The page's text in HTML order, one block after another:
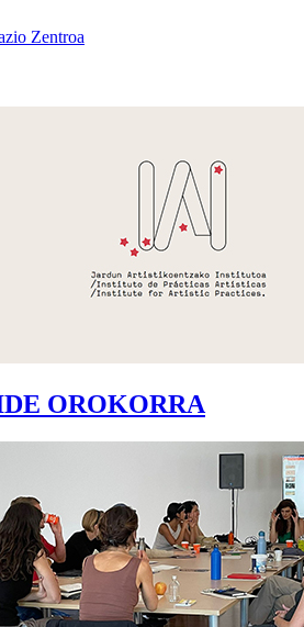
Zentroa
OROKORRA